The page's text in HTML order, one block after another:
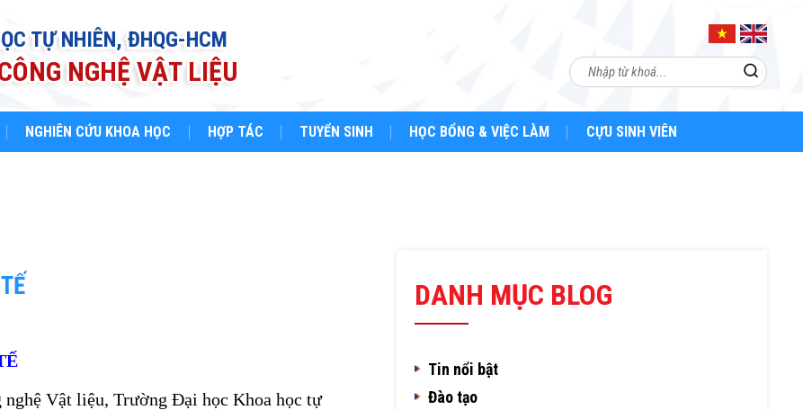
TỰ NHIÊN, ĐHQG-HCM
NGHỆ VẬT LIỆU
NGHIÊN CỨU KHOA HỌC HỢP TÁC TUYỂN SINH HỌC BỔNG & VIỆC LÀM CỰU SINH VIÊN
Vật liệu, Trường Đại học Khoa học tự
DANH MỤC BLOG
Tin nổi bật
Đào tạo